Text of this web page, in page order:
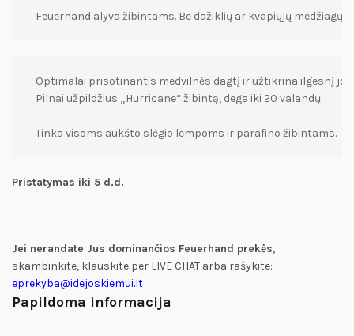
Feuerhand alyva žibintams. Be dažiklių ar kvapiųjų medžiagų,
Optimalai prisotinantis medvilnės dagtį ir užtikrina ilgesnį jo
Pilnai užpildžius „Hurricane“ žibintą, dega iki 20 valandų.
Tinka visoms aukšto slėgio lempoms ir parafino žibintams.
Pristatymas iki 5 d.d.
Jei nerandate Jus dominančios Feuerhand prekės,
skambinkite, klauskite per LIVE CHAT arba rašykite:
eprekyba@idejoskiemui.lt
Papildoma informacija